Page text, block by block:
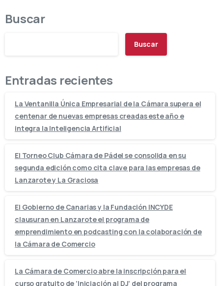
Buscar
Buscar
Entradas recientes
La Ventanilla Única Empresarial de la Cámara supera el
centenar de nuevas empresas creadas este año e
integra la Inteligencia Artificial
El Torneo Club Cámara de Pádel se consolida en su
segunda edición como cita clave para las empresas de
Lanzarote y La Graciosa
El Gobierno de Canarias y la Fundación INCYDE
clausuran en Lanzarote el programa de
emprendimiento en podcasting con la colaboración de
la Cámara de Comercio
La Cámara de Comercio abre la inscripción para el
curso gratuito de ‘Iniciación al DJ’ del programa